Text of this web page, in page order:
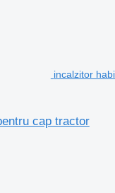
incalzitor
cap tractor